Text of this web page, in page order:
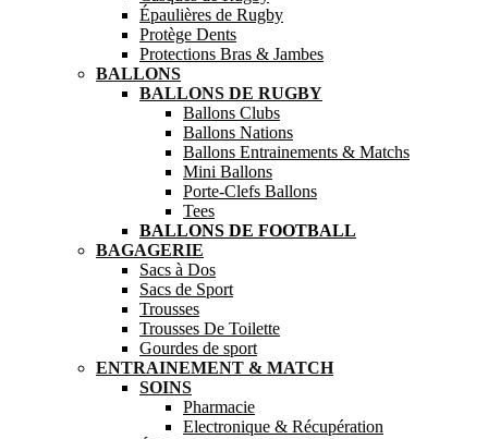
Épaulières de Rugby
Protège Dents
Protections Bras & Jambes
BALLONS
BALLONS DE RUGBY
Ballons Clubs
Ballons Nations
Ballons Entrainements & Matchs
Mini Ballons
Porte-Clefs Ballons
Tees
BALLONS DE FOOTBALL
BAGAGERIE
Sacs à Dos
Sacs de Sport
Trousses
Trousses De Toilette
Gourdes de sport
ENTRAINEMENT & MATCH
SOINS
Pharmacie
Electronique & Récupération